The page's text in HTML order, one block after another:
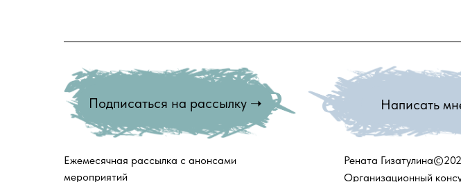
Рената
Организационный
Написать
Подписаться на рассылку ➝
Ежемесячная рассылка с анонсами
мероприятий